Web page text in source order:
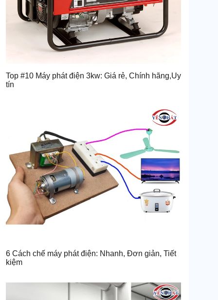
Top #10 Máy phát điện 3kw: Giá rẻ, Chính hãng,Uy
tín
6 Cách chế máy phát điện: Nhanh, Đơn giản, Tiết
kiệm